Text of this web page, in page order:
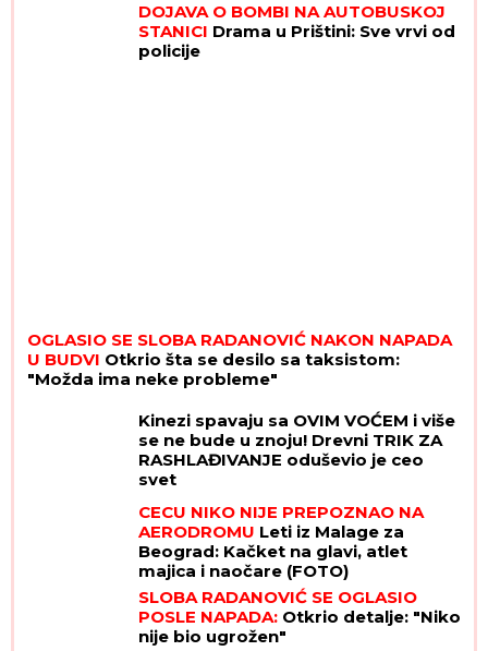
DOJAVA O BOMBI NA AUTOBUSKOJ
STANICI Drama u Prištini: Sve vrvi od
policije
OGLASIO SE SLOBA RADANOVIĆ NAKON NAPADA
U BUDVI Otkrio šta se desilo sa taksistom:
"Možda ima neke probleme"
Kinezi spavaju sa OVIM VOĆEM i više
se ne bude u znoju! Drevni TRIK ZA
RASHLAĐIVANJE oduševio je ceo
svet
CECU NIKO NIJE PREPOZNAO NA
AERODROMU Leti iz Malage za
Beograd: Kačket na glavi, atlet
majica i naočare (FOTO)
SLOBA RADANOVIĆ SE OGLASIO
POSLE NAPADA: Otkrio detalje: "Niko
nije bio ugrožen"